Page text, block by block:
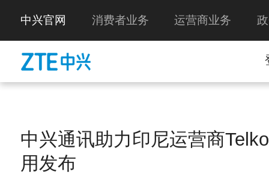
中兴官网 消费者业务 运营商业务
中兴通讯助力印尼运营商
用发布